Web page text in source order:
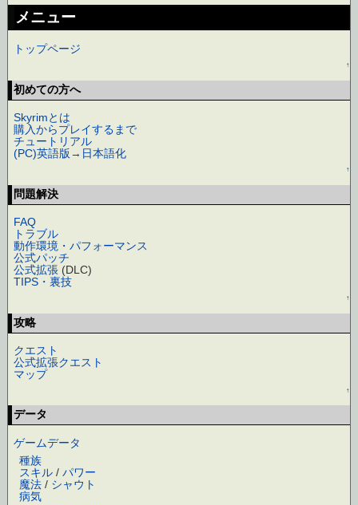
メニュー
トップページ
↑
初めての方へ
Skyrimとは
購入からプレイするまで
チュートリアル
(PC)英語版→日本語化
↑
問題解決
FAQ
トラブル
動作環境・パフォーマンス
公式パッチ
公式拡張 (DLC)
TIPS・裏技
↑
攻略
クエスト
公式拡張クエスト
マップ
↑
データ
ゲームデータ
種族
スキル /パワー
魔法 / シャウト
病気